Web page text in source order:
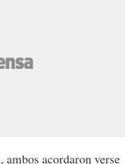
acordaron verse